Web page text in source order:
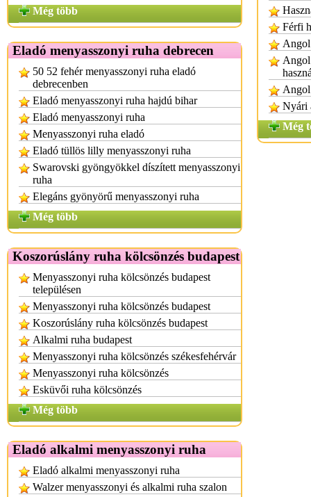
Még több
Eladó menyasszonyi ruha debrecen
50 52 fehér menyasszonyi ruha eladó
debrecenben
Eladó menyasszonyi ruha hajdú bihar
Eladó menyasszonyi ruha
Menyasszonyi ruha eladó
Eladó tüllös lilly menyasszonyi ruha
Swarovski gyöngyökkel díszített menyasszonyi
ruha
Elegáns gyönyörű menyasszonyi ruha
Még több
Koszorúslány ruha kölcsönzés budapest
Menyasszonyi ruha kölcsönzés budapest
településen
Menyasszonyi ruha kölcsönzés budapest
Koszorúslány ruha kölcsönzés budapest
Alkalmi ruha budapest
Menyasszonyi ruha kölcsönzés székesfehérvár
Menyasszonyi ruha kölcsönzés
Esküvői ruha kölcsönzés
Még több
Eladó alkalmi menyasszonyi ruha
Eladó alkalmi menyasszonyi ruha
Walzer menyasszonyi és alkalmi ruha szalon
Férfi
Angol
Angol
Angol
Nyári
Még